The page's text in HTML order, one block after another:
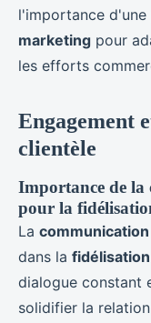
l'importance d'une
marketing pour
les efforts
Engagement
clientèle
Importance de la
pour la
La
dans la
dialogue constant
solidifier la